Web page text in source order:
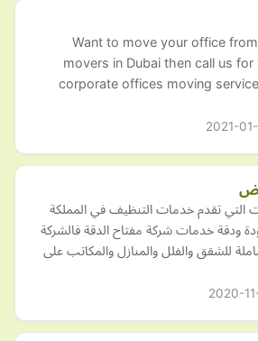
Want to move your office
movers in Dubai then call us
corporate offices moving
2021-
التي تقدم خدمات التنظيف في المملكة
ودقة خدمات شركة مفتاح الدقة فالشركة
للشقق والفلل والمنازل والمكاتب على
2020-